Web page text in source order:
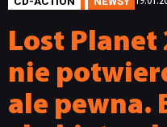
Lost Planet
nie
ale pewna.